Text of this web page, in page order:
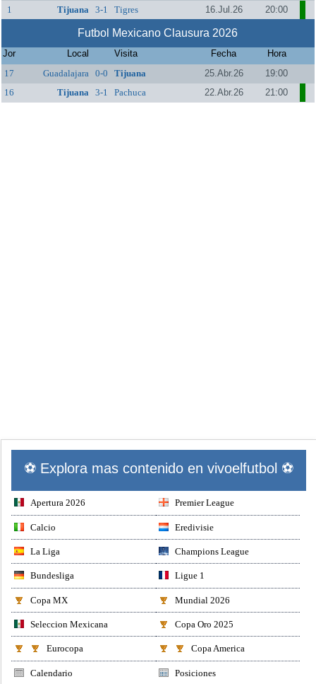
1
Tijuana 3-1 Tigres 16.Jul.26 20:00
Futbol Mexicano Clausura 2026
Jor Local Visita Fecha
Hora
17
Guadalajara 0-0 Tijuana 25.Abr.26
19:00
16
Tijuana 3-1 Pachuca 22.Abr.26 21:00
⚽ Explora mas contenido en vivoelfutbol ⚽
Apertura 2026 Premier League
Calcio Eredivisie
La Liga Champions League
Bundesliga Ligue 1
Copa MX Mundial 2026
Seleccion Mexicana Copa Oro 2025
Eurocopa Copa America
Calendario Posiciones